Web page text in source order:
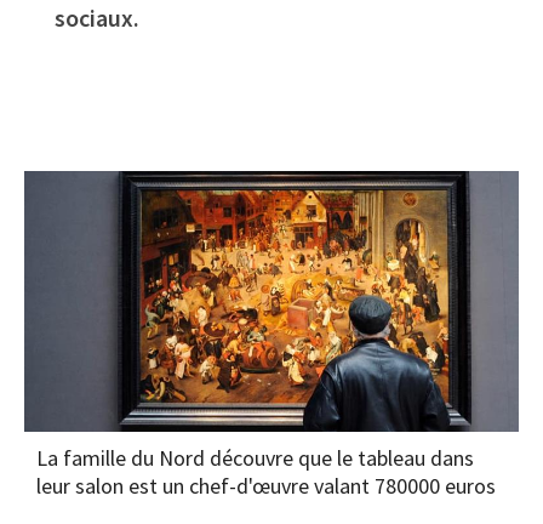
sociaux.
La famille du Nord découvre que le tableau dans
leur salon est un chef-d'œuvre valant 780000 euros